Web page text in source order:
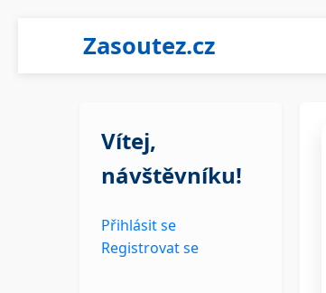
Zasoutez.cz
Vítej,
návštěvníku!
Přihlásit se
Registrovat se